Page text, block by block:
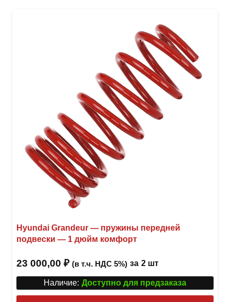
Hyundai Grandeur — пружины передней
подвески — 1 дюйм комфорт
23 000,00 ₽ (в т.ч. НДС 5%) за 2 шт
Наличие: Доступно для предзаказа